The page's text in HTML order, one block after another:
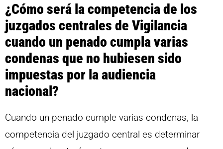
¿Cómo será la competencia de los
juzgados centrales de Vigilancia
cuando un penado cumpla varias
condenas que no hubiesen sido
impuestas por la audiencia
nacional?
Cuando un penado cumple varias condenas, la
competencia del juzgado central es determinar